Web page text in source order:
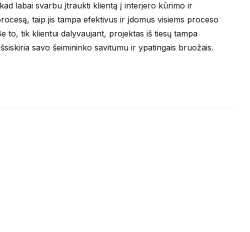
labai svarbu įtraukti klientą į interjero kūrimo ir
taip jis tampa efektivus ir įdomus visiems proceso
to, tik klientui dalyvaujant, projektas iš tiesų tampa
savo šeimininko savitumu ir ypatingais bruožais.